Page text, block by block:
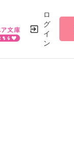
ロ
グ
イ
ン